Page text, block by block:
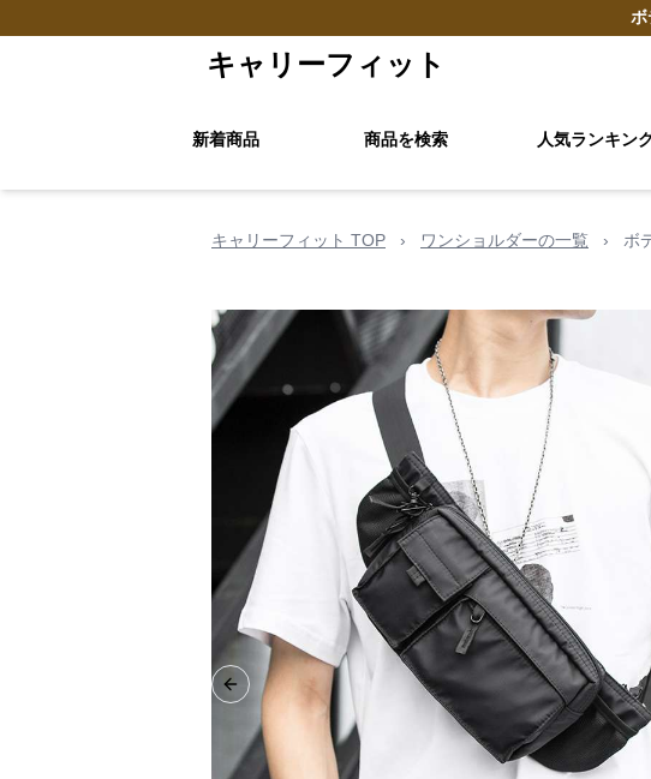
キャリーフィット
新着商品 商品を検索 人気ランキン
キャリーフィット TOP › ワンショルダーの一覧 › ボ
Previous slide